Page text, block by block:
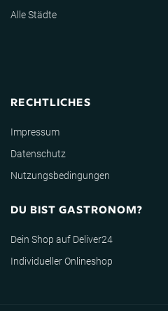
Alle Städte
RECHTLICHES
Impressum
Datenschutz
Nutzungsbedingungen
DU BIST GASTRONOM?
Dein Shop auf Deliver24
Individueller Onlineshop